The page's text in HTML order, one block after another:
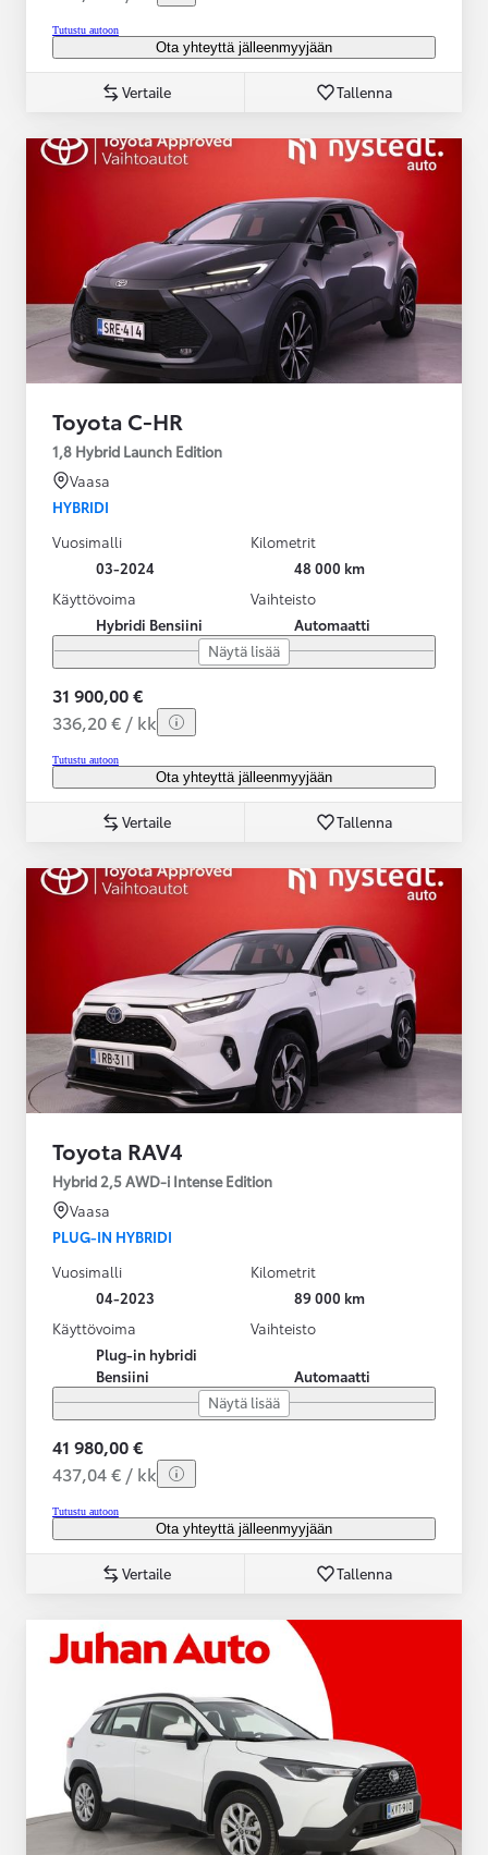
Tutustu autoon
Ota yhteyttä jälleenmyyjään
Vertaile Tallenna
Toyota C-HR
1,8 Hybrid Launch Edition
Vaasa
HYBRIDI
Vuosimalli
03-2024
Kilometrit
48 000 km
Käyttövoima
Hybridi Bensiini
Vaihteisto
Automaatti
Näytä lisää
31 900,00 €
336,20 € / kk
Tutustu autoon
Ota yhteyttä jälleenmyyjään
Vertaile Tallenna
Toyota RAV4
Hybrid 2,5 AWD-i Intense Edition
Vaasa
PLUG-IN HYBRIDI
Vuosimalli
04-2023
Kilometrit
89 000 km
Käyttövoima
Plug-in hybridi
Bensiini
Vaihteisto
Automaatti
Näytä lisää
41 980,00 €
437,04 € / kk
Tutustu autoon
Ota yhteyttä jälleenmyyjään
Vertaile Tallenna